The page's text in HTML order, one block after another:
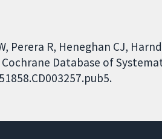
Perera R, Heneghan CJ,
Database of